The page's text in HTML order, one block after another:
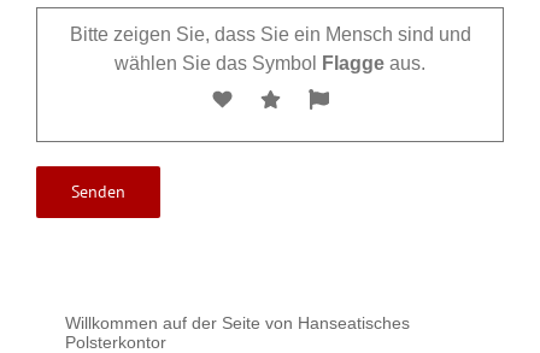
Bitte zeigen Sie, dass Sie ein Mensch sind und
wählen Sie das Symbol
Flagge aus.
Willkommen auf der Seite von Hanseatisches
Polsterkontor